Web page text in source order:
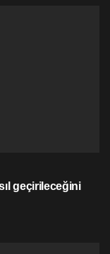
geçirileceğini